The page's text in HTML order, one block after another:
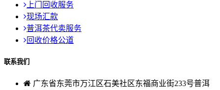
上门回收服务
现场汇款
普洱茶代卖服务
回收价格公道
联系我们
广东省东莞市万江区石美社区东福商业街233号普洱